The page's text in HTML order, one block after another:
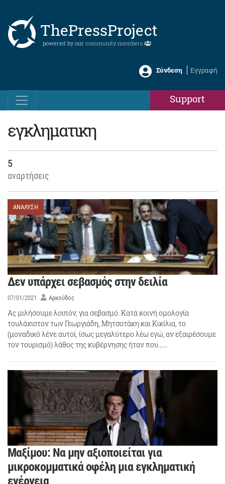
ThePressProject
powered by our community members
Σύνδεση Εγγραφή
Support
εγκληματικη
5
αναρτήσεις
ΑΝΑΛΥΣΗ
Δεν υπάρχει σεβασμός στην δειλία
07/01/2021 Αρκούδος
Ας μιλήσουμε λοιπόν, για σεβασμό. Κατά κοινή ομολογία
τουλάχιστον των Γεωργιάδη, Μητσοτάκη και Κικίλια, το
(μοναδικό λένε αυτοί, ίσως μεγαλύτερο λέω εγώ, αν εξαιρέσουμε
τον τουρισμό) λάθος της κυβέρνησης ήταν που……
Μαξίμου: Να μην αξιοποιείται για
μικροκομματικά οφέλη μια εγκληματική
ενέργεια